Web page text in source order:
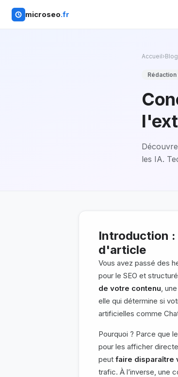
microseo.fr
Accueil›Blog
Rédaction
les IA.
Introduction :
d'article
Vous avez passé des
pour le SEO et
de votre contenu,
elle qui détermine si
artificielles comme
Pourquoi ? Parce que
pour les afficher
peut faire disparaître
trafic. À l’inverse, une